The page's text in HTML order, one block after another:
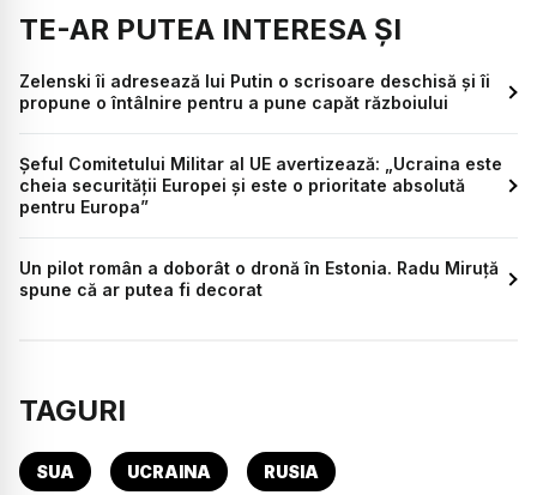
TE-AR PUTEA INTERESA ȘI
Zelenski îi adresează lui Putin o scrisoare deschisă și îi
propune o întâlnire pentru a pune capăt războiului
Șeful Comitetului Militar al UE avertizează: „Ucraina este
cheia securității Europei și este o prioritate absolută
pentru Europa”
Un pilot român a doborât o dronă în Estonia. Radu Miruță
spune că ar putea fi decorat
TAGURI
SUA UCRAINA RUSIA